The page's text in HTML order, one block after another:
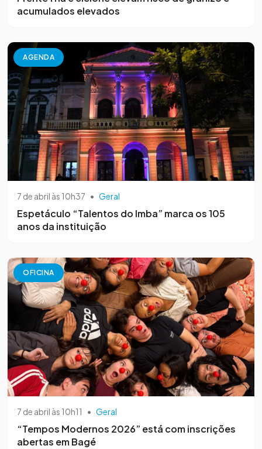
acumulados elevados
AGENDA
7 de abril às 10h37 • Geral
Espetáculo “Talentos do Imba” marca os 105
anos da instituição
OFICINA
7 de abril às 10h11 • Geral
“Tempos Modernos 2026” está com inscrições
abertas em Bagé